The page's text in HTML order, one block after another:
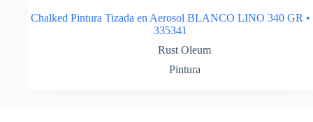
Chalked Pintura Tizada en Aerosol BLANCO LINO 340 GR •
335341
Rust Oleum
Pintura